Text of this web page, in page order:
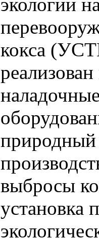
кокса
природный
выбросы
установка